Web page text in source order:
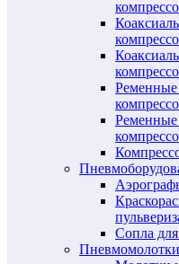
Ременные
Ременные
Сопла
Пневмомолотки